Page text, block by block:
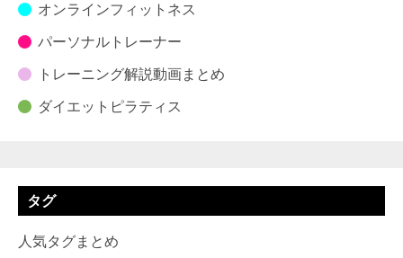
オンラインフィットネス
パーソナルトレーナー
トレーニング解説動画まとめ
ダイエットピラティス
タグ
人気タグまとめ